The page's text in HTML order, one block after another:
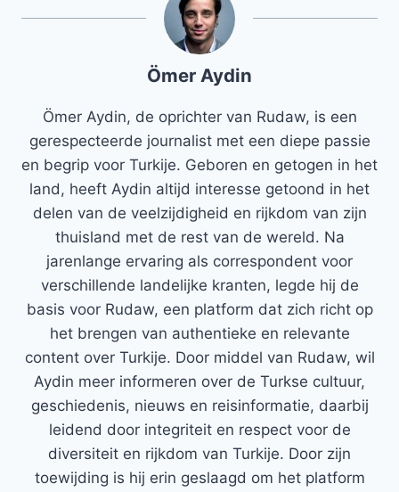
Ömer Aydin
Ömer Aydin, de oprichter van Rudaw, is een
gerespecteerde journalist met een diepe passie
en begrip voor Turkije. Geboren en getogen in het
land, heeft Aydin altijd interesse getoond in het
delen van de veelzijdigheid en rijkdom van zijn
thuisland met de rest van de wereld. Na
jarenlange ervaring als correspondent voor
verschillende landelijke kranten, legde hij de
basis voor Rudaw, een platform dat zich richt op
het brengen van authentieke en relevante
content over Turkije. Door middel van Rudaw, wil
Aydin meer informeren over de Turkse cultuur,
geschiedenis, nieuws en reisinformatie, daarbij
leidend door integriteit en respect voor de
diversiteit en rijkdom van Turkije. Door zijn
toewijding is hij erin geslaagd om het platform